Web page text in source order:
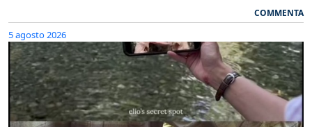
COMMENTA
5 agosto 2026